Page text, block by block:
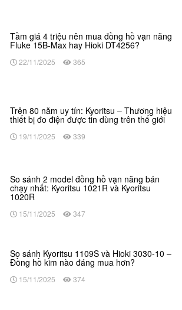
Tầm giá 4 triệu nên mua đồng hồ vạn năng
Fluke 15B-Max hay Hioki DT4256?
22/11/2025 365
Trên 80 năm uy tín: Kyoritsu – Thương hiệu
thiết bị đo điện được tin dùng trên thế giới
19/11/2025 339
So sánh 2 model đồng hồ vạn năng bán
chạy nhất: Kyoritsu 1021R và Kyoritsu
1020R
15/11/2025 347
So sánh Kyoritsu 1109S và Hioki 3030-10 –
Đồng hồ kim nào đáng mua hơn?
15/11/2025 374